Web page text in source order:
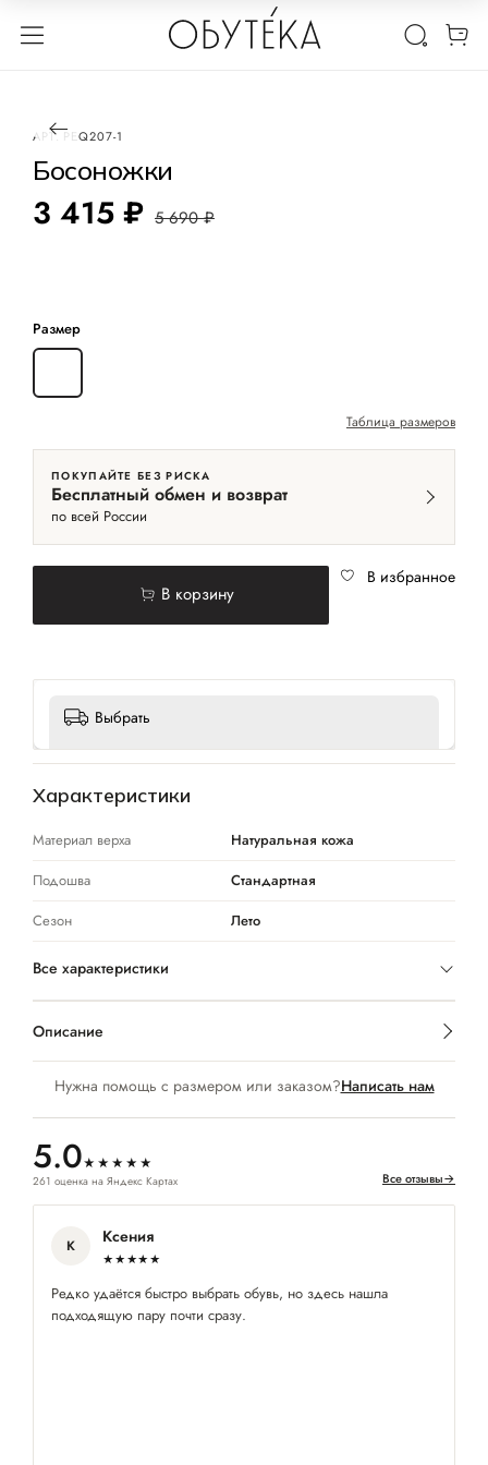
1 / 2
АРТ. PEQ207-1
Босоножки
3 415 ₽ 5 690 ₽
Размер
Таблица размеров
ПОКУПАЙТЕ БЕЗ РИСКА
Бесплатный обмен и возврат
по всей России
В корзину
В избранное
Выбрать
Нужна помощь с размером или заказом?Написать нам
5.0★★★★★
261 оценка на Яндекс Картах Все отзывы→
К Ксения
★★★★★
Редко удаётся быстро выбрать обувь, но здесь нашла
подходящую пару почти сразу.
Характеристики
Материал верха
Натуральная кожа
Подошва
Стандартная
Сезон
Лето
Все характеристики
Описание